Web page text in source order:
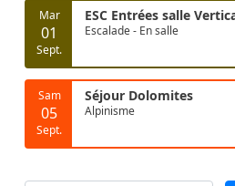
Mar
01
Sept.
ESC Entrées salle
Escalade - En salle
Sam
05
Sept.
Séjour Dolomites
Alpinisme